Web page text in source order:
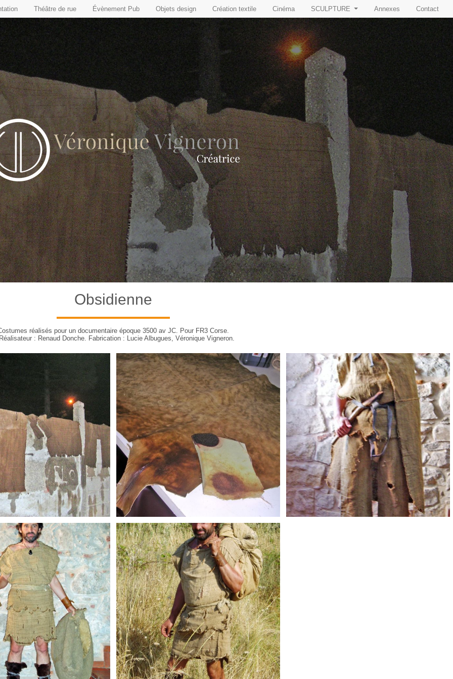
Théâtre de rue Évènement Pub Objets design Création textile Cinéma SCULPTURE Annexes Contact
Obsidienne
réalisés pour un documentaire époque 3500 av JC. Pour FR3 Corse.
: Renaud Donche. Fabrication : Lucie Albugues, Véronique Vigneron.